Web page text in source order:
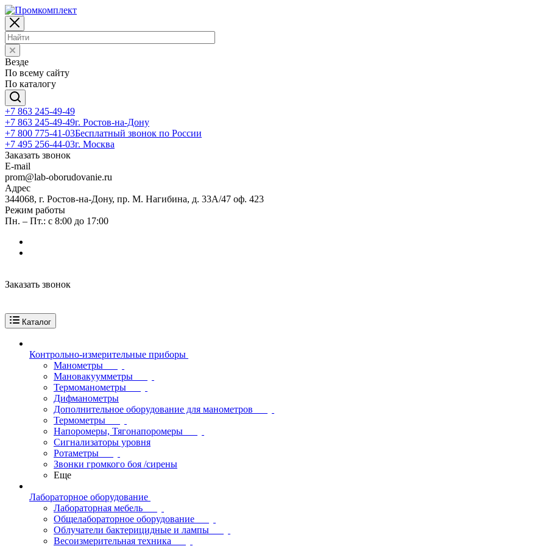
Везде
По всему сайту
По каталогу
+7 863 245-49-49
+7 863 245-49-49г. Ростов-на-Дону
+7 800 775-41-03Бесплатный звонок по России
+7 495 256-44-03г. Москва
Заказать звонок
E-mail
prom@lab-oborudovanie.ru
Адрес
344068, г. Ростов-на-Дону, пр. М. Нагибина, д. 33А/47 оф. 423
Режим работы
Пн. – Пт.: с 8:00 до 17:00
Заказать звонок
Каталог
Контрольно-измерительные приборы
Манометры
Мановакуумметры
Термоманометры
Дифманометры
Дополнительное оборудование для манометров
Термометры
Напоромеры, Тягонапоромеры
Сигнализаторы уровня
Ротаметры
Звонки громкого боя /сирены
Еще
Лабораторное оборудование
Лабораторная мебель
Общелабораторное оборудование
Облучатели бактерицидные и лампы
Весоизмерительная техника